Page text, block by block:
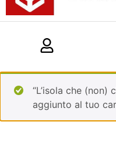
“L’isola che (non)
aggiunto al tuo